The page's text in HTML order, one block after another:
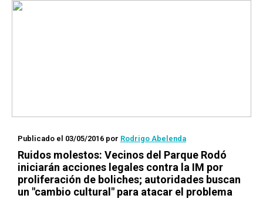
Publicado el 03/05/2016 por Rodrigo Abelenda
Ruidos molestos: Vecinos del Parque Rodó
iniciarán acciones legales contra la IM por
proliferación de boliches; autoridades buscan
un "cambio cultural" para atacar el problema